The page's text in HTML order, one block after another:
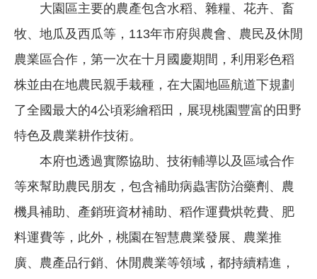
大園區主要的農產包含水稻、雜糧、花卉、畜
牧、地瓜及西瓜等，113年市府與農會、農民及休閒
農業區合作，第一次在十月國慶期間，利用彩色稻
株並由在地農民親手栽種，在大園地區航道下規劃
了全國最大的4公頃彩繪稻田，展現桃園豐富的田野
特色及農業耕作技術。
本府也透過實際協助、技術輔導以及區域合作
等來幫助農民朋友，包含補助病蟲害防治藥劑、農
機具補助、產銷班資材補助、稻作運費烘乾費、肥
料運費等，此外，桃園在智慧農業發展、農業推
廣、農產品行銷、休閒農業等領域，都持續精進，